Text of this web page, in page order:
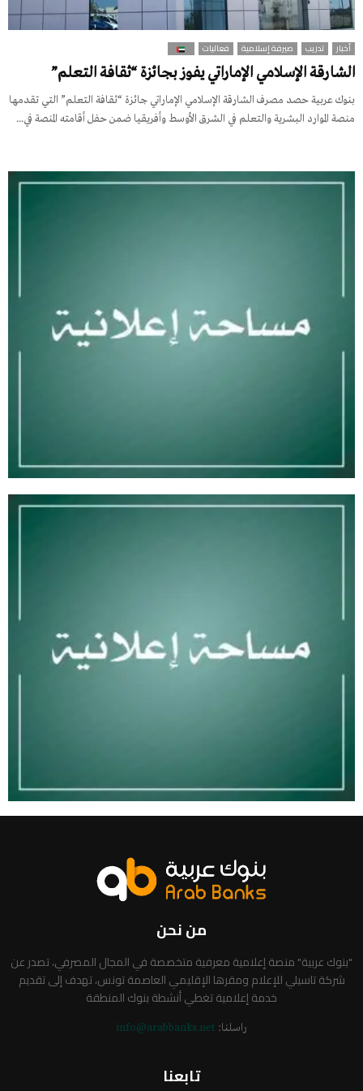
أخبار تدريب صيرفة إسلامية فعاليات
الشارقة الإسلامي الإماراتي يفوز بجائزة “ثقافة التعلم”
بنوك عربية حصد مصرف الشارقة الإسلامي الإماراتي جائزة “ثقافة التعلم” التي تقدمها
منصة الموارد البشرية والتعلم في الشرق الأوسط وأفريقيا ضمن حفل أقامته المنصة في...
من نحن
"بنوك عربية" منصة إعلامية معرفية متخصصة في المجال المصرفي، تصدر عن
شركة تاسيلي للإعلام ومقرها الإقليمي العاصمة تونس، تهدف إلى تقديم
خدمة إعلامية تغطي أنشطة بنوك المنطقة
راسلنا: info@arabbanks.net
تابعنا